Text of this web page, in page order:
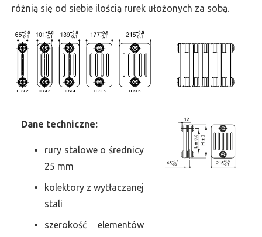
405,
1464
różnią się od siebie ilością rurek ułożonych za sobą.
Dane techniczne:
rury stalowe o średnicy
25 mm
kolektory z wytłaczanej
stali
szerokość elementów